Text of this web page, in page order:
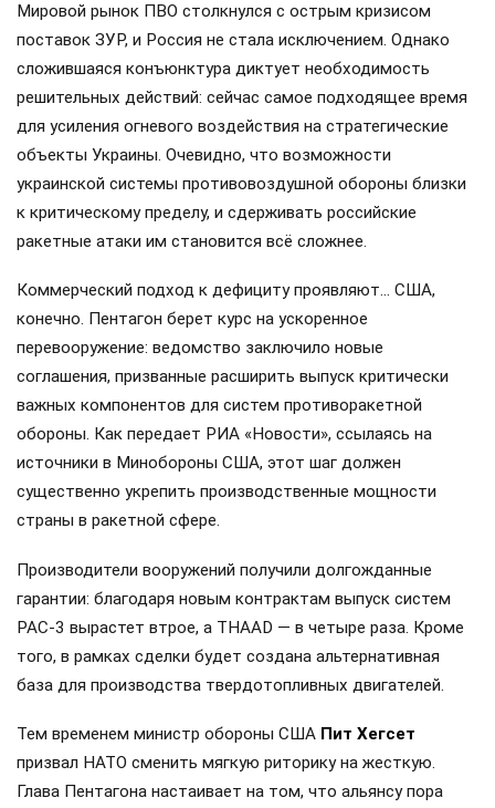
Мировой рынок ПВО столкнулся с острым кризисом
поставок ЗУР, и Россия не стала исключением. Однако
сложившаяся конъюнктура диктует необходимость
решительных действий: сейчас самое подходящее время
для усиления огневого воздействия на стратегические
объекты Украины. Очевидно, что возможности
украинской системы противовоздушной обороны близки
к критическому пределу, и сдерживать российские
ракетные атаки им становится всё сложнее.
Коммерческий подход к дефициту проявляют… США,
конечно. Пентагон берет курс на ускоренное
перевооружение: ведомство заключило новые
соглашения, призванные расширить выпуск критически
важных компонентов для систем противоракетной
обороны. Как передает РИА «Новости», ссылаясь на
источники в Минобороны США, этот шаг должен
существенно укрепить производственные мощности
страны в ракетной сфере.
Производители вооружений получили долгожданные
гарантии: благодаря новым контрактам выпуск систем
PAC-3 вырастет втрое, а THAAD — в четыре раза. Кроме
того, в рамках сделки будет создана альтернативная
база для производства твердотопливных двигателей.
Тем временем министр обороны США Пит Хегсет
призвал НАТО сменить мягкую риторику на жесткую.
Глава Пентагона настаивает на том, что альянсу пора